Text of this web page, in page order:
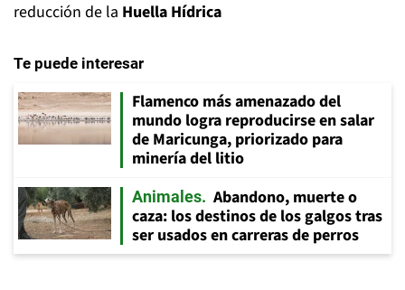
reducción de la Huella Hídrica
Te puede interesar
Flamenco más amenazado del
mundo logra reproducirse en salar
de Maricunga, priorizado para
minería del litio
Animales
Abandono, muerte o
caza: los destinos de los galgos tras
ser usados en carreras de perros